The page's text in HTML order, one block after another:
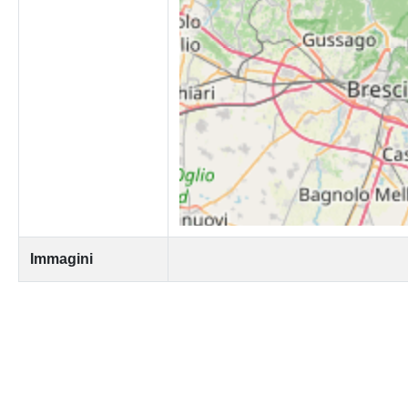
Immagini